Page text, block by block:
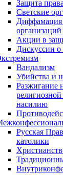
Защита
Светские
Диффамация
Акции в
Дискуссии о
Вандализм
Убийства и
Разжигание
насилию
Русская
католики